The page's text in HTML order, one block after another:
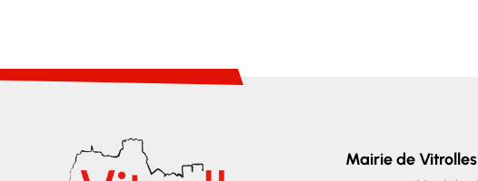
Mairie de Vitrolles